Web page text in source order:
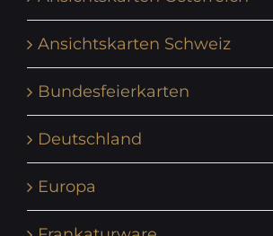
Ansichtskarten Schweiz
Bundesfeierkarten
Deutschland
Europa